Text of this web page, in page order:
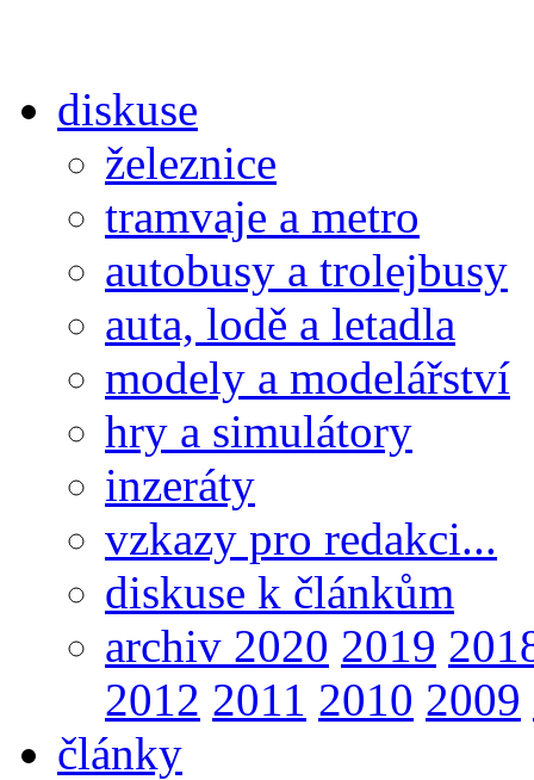
diskuse
železnice
tramvaje a metro
autobusy a trolejbusy
auta, lodě a letadla
modely a modelářství
hry a simulátory
inzeráty
vzkazy pro redakci...
diskuse k článkům
archiv 2020 2019
2012 2011 2010 2009
články